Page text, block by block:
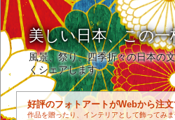
美しい日本、この一
風景、祭り、四季折々の日本の
くシェアします。
好評のフォトアートがWebから注
作品を贈ったり、インテリアとして飾ってみ